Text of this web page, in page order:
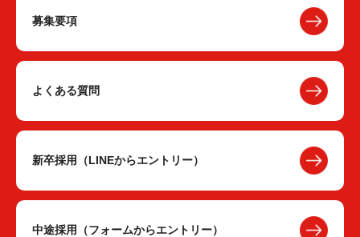
募集要項
よくある質問
新卒採用（LINEからエントリー）
中途採用（フォームからエントリー）